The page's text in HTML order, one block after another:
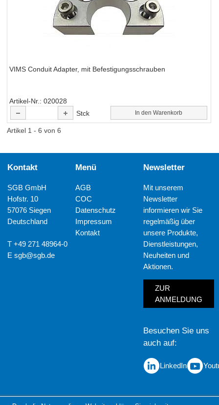
VIMS Conduit Adapter, mit Befestigungsschrauben
Artikel-Nr.
020028
Stck
In den Warenkorb
Artikel 1 - 6 von 6
Kontakt
SGB GmbH
Hofstr. 10
57076 Siegen
Deutschland
T +49 271 48964-0
Esgb@sgb.de
Menü
AGB
COC
Datenschutz
Impressum
Kontakt
Newsletter
Mit unserem
Newsletter
informieren wir Sie
regelmäßig über
unsere Produkte,
Dienstleistungen,
Neuheiten und
Aktionen.
ZUR
ANMELDUNG
Besuchen Sie uns
auch auf
LinkedIn